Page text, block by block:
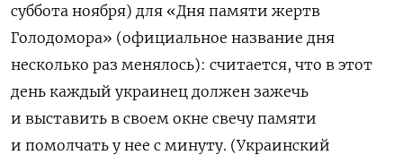
суббота ноября) для «Дня памяти жертв
Голодомора» (официальное название дня
несколько раз менялось): считается, что в этот
день каждый украинец должен зажечь
и выставить в своем окне свечу памяти
и помолчать у нее с минуту. (Украинский